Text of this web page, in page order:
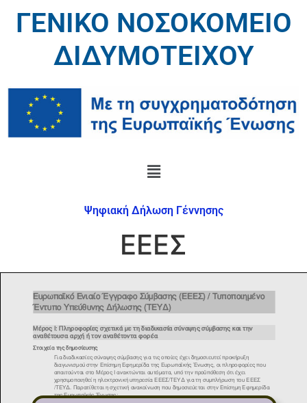
ΓΕΝΙΚΟ ΝΟΣΟΚΟΜΕΙΟ
ΔΙΔΥΜΟΤΕΙΧΟΥ
Ψηφιακή Δήλωση Γέννησης
EEEΣ